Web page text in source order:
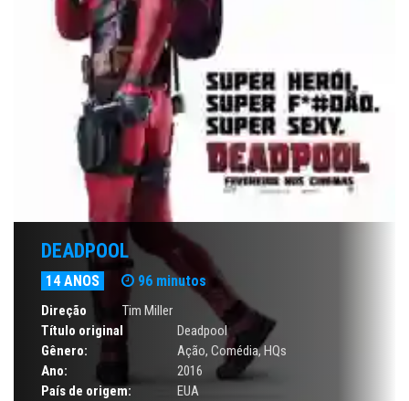
DEADPOOL
14 ANOS 96 minutos
Direção
Tim Miller
Título original
Deadpool
Gênero:
Ação, Comédia, HQs
Ano:
2016
País de origem:
EUA